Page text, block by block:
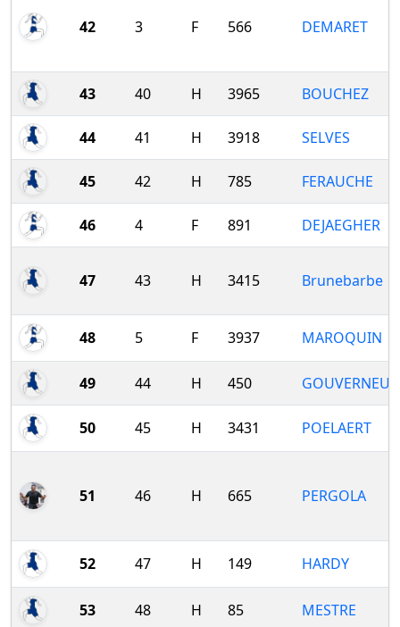
42 3 F 566 DEMARET
43 40 H 3965 BOUCHEZ
44 41 H 3918 SELVES
45 42 H 785 FERAUCHE
46 4 F 891 DEJAEGHER
47 43 H 3415 Brunebarbe
48 5 F 3937 MAROQUIN
49 44 H 450 GOUVERNEUR
50 45 H 3431 POELAERT
51 46 H 665 PERGOLA
52 47 H 149 HARDY
53 48 H 85 MESTRE